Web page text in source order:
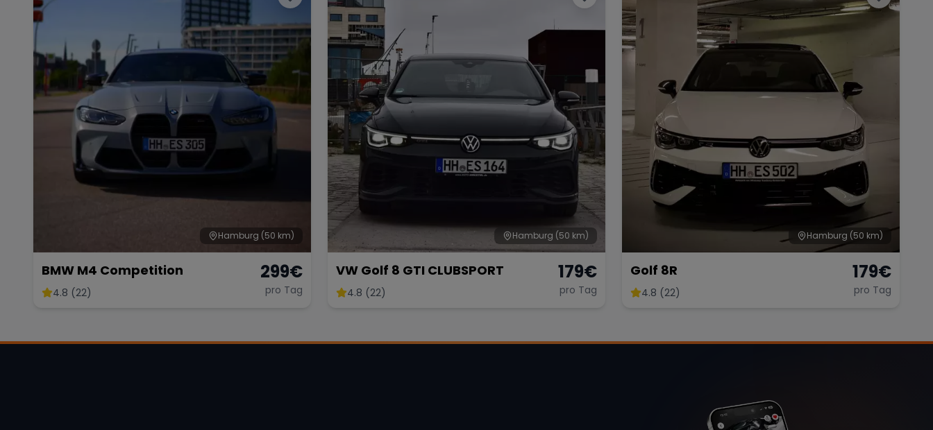
Hamburg (50 km)
BMW M4 Competition
4.8 (22)
299€
pro Tag
Hamburg (50 km)
VW Golf 8 GTI CLUBSPORT
4.8 (22)
179€
pro Tag
Hamburg (50 km)
Golf 8R
4.8 (22)
179€
pro Tag